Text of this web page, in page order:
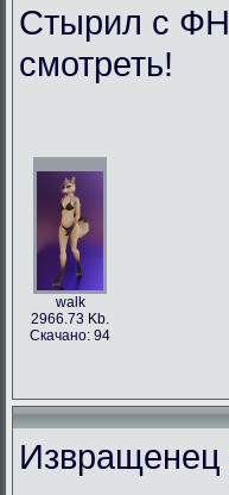
Стырил с ФН
смотреть!
walk
2966.73 Kb.
Скачано: 94
Извращенец